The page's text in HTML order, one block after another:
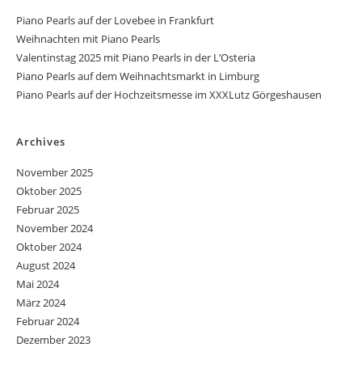
Piano Pearls auf der Lovebee in Frankfurt
Weihnachten mit Piano Pearls
Valentinstag 2025 mit Piano Pearls in der L’Osteria
Piano Pearls auf dem Weihnachtsmarkt in Limburg
Piano Pearls auf der Hochzeitsmesse im XXXLutz Görgeshausen
Archives
November 2025
Oktober 2025
Februar 2025
November 2024
Oktober 2024
August 2024
Mai 2024
März 2024
Februar 2024
Dezember 2023